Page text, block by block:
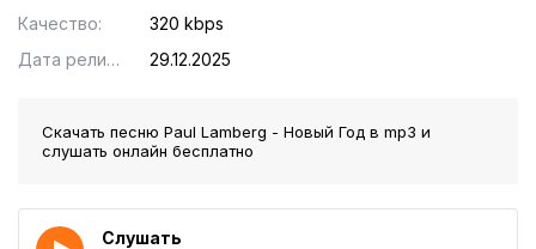
Качество:
320 kbps
Дата релиза:
29.12.2025
Скачать песню Paul Lamberg - Новый Год в mp3 и
слушать онлайн бесплатно
Слушать